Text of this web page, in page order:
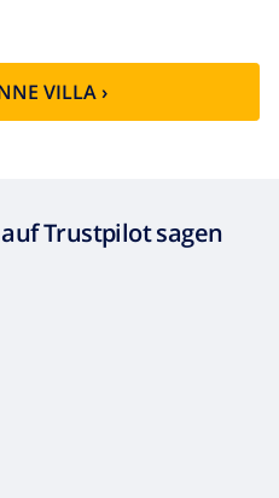
VILLA ›
Trustpilot sagen